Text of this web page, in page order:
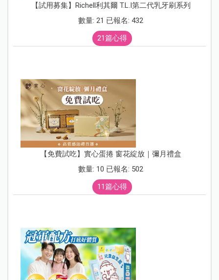
【試用募集】Richell利其爾 T.L.I第二代乳牙刷系列
數量: 21 已報名: 432
21篇心得
【免費試吃】實心蛋捲 窗花綻放｜彌月禮盒
數量: 10 已報名: 502
11篇心得